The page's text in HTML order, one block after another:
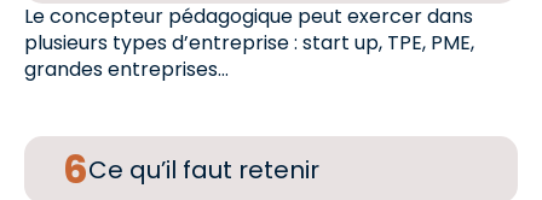
Le concepteur pédagogique peut exercer dans
plusieurs types d’entreprise : start up, TPE, PME,
grandes entreprises…
Ce qu’il faut retenir